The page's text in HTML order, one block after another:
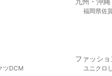
福岡県佐
ツDCM
ファッショ
ユニクロ